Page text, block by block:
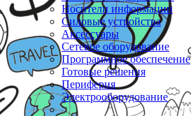
Носители информации
Силовые устройства
Аксессуары
Сетевое оборудование
Программное обеспечение
Готовые решения
Периферия
Электрооборудование